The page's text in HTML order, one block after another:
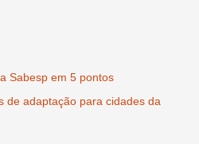
Sabesp em 5 pontos
de adaptação para cidades da